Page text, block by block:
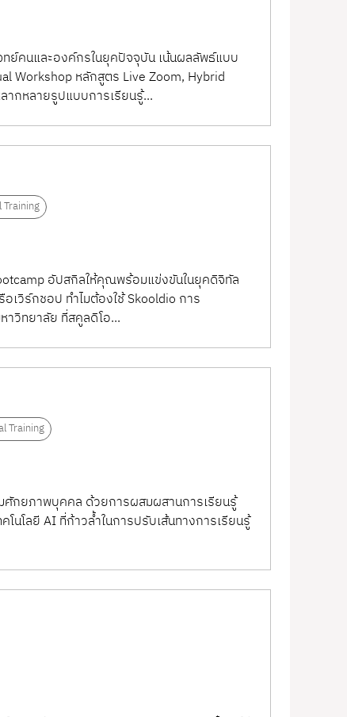
ทย์คนและองค์กรในยุคปัจจุบัน เน้นผลลัพธ์แบบ
Workshop หลักสูตร Live Zoom, Hybrid
ากหลายรูปแบบการเรียนรู้...
Training
อัปสกิลให้คุณพร้อมแข่งขันในยุคดิจิทัล
เวิร์กชอป ทำไมต้องใช้ Skooldio การ
าวิทยาลัย ที่สคูลดิโอ...
Training
กยภาพบุคคล ด้วยการผสมผสานการเรียนรู้
นโลยี AI ที่ก้าวล้ำในการปรับเส้นทางการเรียนรู้